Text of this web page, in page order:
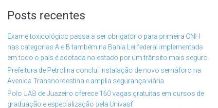
Posts recentes
Exame toxicológico passa a ser obrigatório para primeira CNH
nas categorias A e B também na Bahia Lei federal implementada
em todo o país é adotada no estado por um trânsito mais seguro
Prefeitura de Petrolina conclui instalação de novo semáforo na
Avenida Transnordestina e amplia segurança viária
Polo UAB de Juazeiro oferece 160 vagas gratuitas em cursos de
graduação e especialização pela Univasf